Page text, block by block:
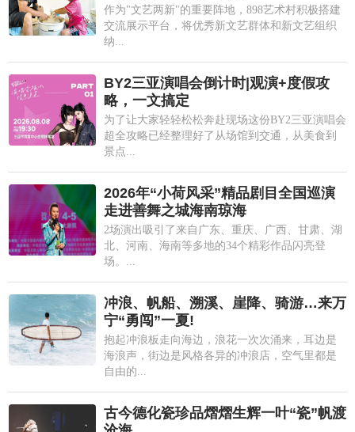
作为"文艺两新"的重要阵地，898艺术村积极搭建
交流展示平台，将优秀新文艺群体和新文艺组织
纳...
BY2三亚演唱会倒计时|观演+度假攻
略，一文搞定
为了让大家轻轻松松奔赴现场这份BY2三亚演唱会
超全攻略已经整理好了从场馆到交通，从美食到
景点...
2026年“小荷风采”精品剧目全国巡演
走进善舞之城海南琼海
2场演出吸引了来自广东、重庆、广西、甘肃、湖
北、河南、海南等多地的34个精彩作品闪亮登
场。...
冲浪、帆船、溯溪、崖降、骑游…来万
宁“勇闯”一夏!
抱起冲浪板走向海边，浪花一次次涌来，耳边是
海浪声，街边是风格各异的冲浪店，空气里都是
自由的...
古今德化瓷珍品熠熠生辉一叶“瓷”帆渡